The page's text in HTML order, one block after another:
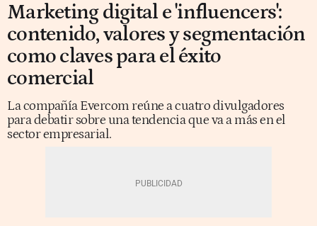
Marketing digital e 'influencers':
contenido, valores y segmentación
como claves para el éxito
comercial
La compañía Evercom reúne a cuatro divulgadores
para debatir sobre una tendencia que va a más en el
sector empresarial.